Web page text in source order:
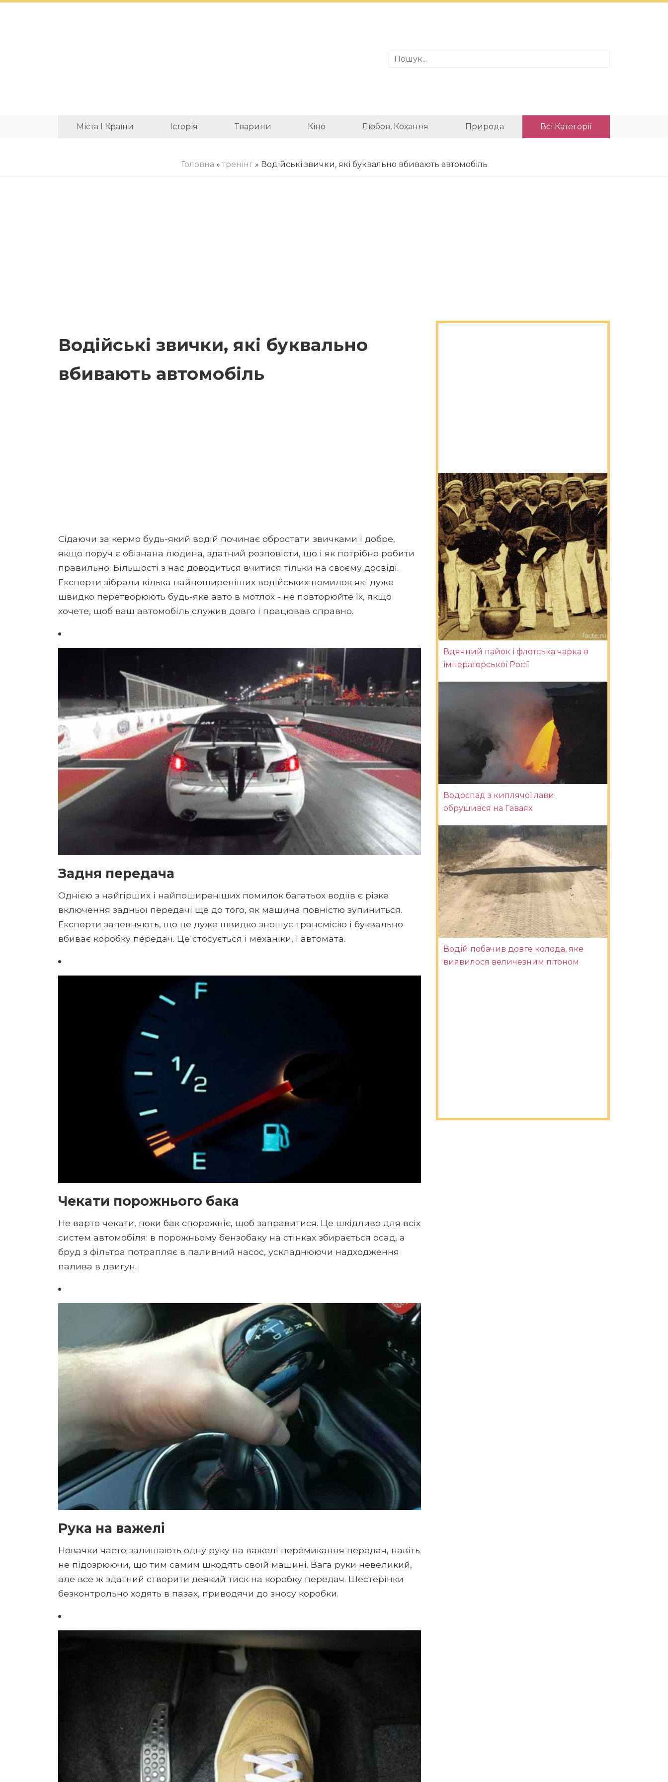
Міста І Країни Історія Тварини Кіно Любов, Кохання Природа Всі Категорії
Головна »тренінг» Водійські звички, які буквально вбивають автомобіль
Водійські звички, які буквально
вбивають автомобіль
Сідаючи за кермо будь-який водій починає обростати звичками і добре,
якщо поруч є обізнана людина, здатний розповісти, що і як потрібно робити
правильно. Більшості з нас доводиться вчитися тільки на своєму досвіді.
Експерти зібрали кілька найпоширеніших водійських помилок які дуже
швидко перетворюють будь-яке авто в мотлох - не повторюйте їх, якщо
хочете, щоб ваш автомобіль служив довго і працював справно.
Задня передача
Однією з найгірших і найпоширеніших помилок багатьох водіїв є різке
включення задньої передачі ще до того, як машина повністю зупиниться.
Експерти запевняють, що це дуже швидко зношує трансмісію і буквально
вбиває коробку передач. Це стосується і механіки, і автомата.
Чекати порожнього бака
Не варто чекати, поки бак спорожніє, щоб заправитися. Це шкідливо для всіх
систем автомобіля: в порожньому бензобаку на стінках збирається осад, а
бруд з фільтра потрапляє в паливний насос, ускладнюючи надходження
палива в двигун.
Рука на важелі
Новачки часто залишають одну руку на важелі перемикання передач, навіть
не підозрюючи, що тим самим шкодять своїй машині. Вага руки невеликий,
але все ж здатний створити деякий тиск на коробку передач. Шестерінки
безконтрольно ходять в пазах, приводячи до зносу коробки.
Вдячний пайок і флотська чарка в
імператорської Росії
Водоспад з киплячої лави
обрушився на Гаваях
Водій побачив довге колода, яке
виявилося величезним пітоном